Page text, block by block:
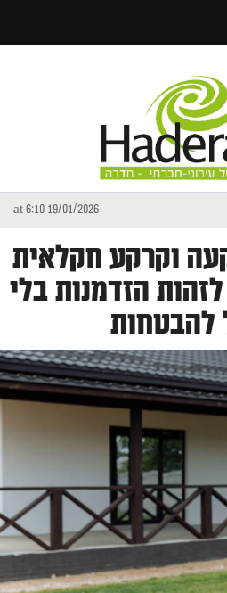
19/01/2026 at 6:10
וקרקע חקלאית
הזדמנות בלי
להבטחות